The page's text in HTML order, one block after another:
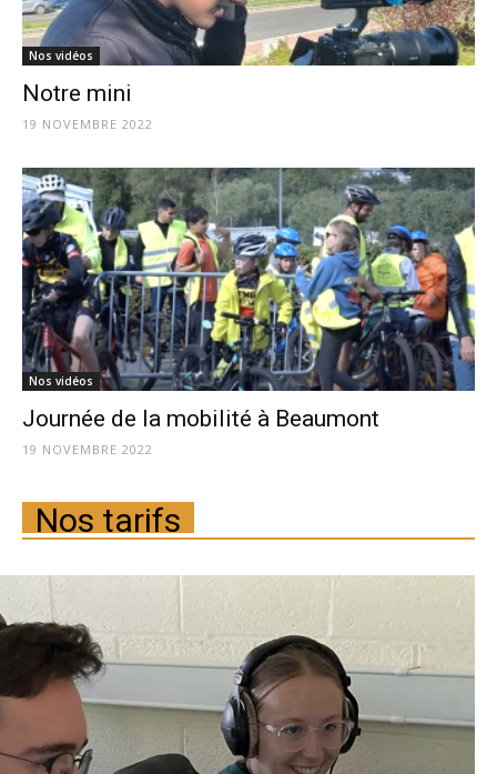
Nos vidéos
Notre mini
19 NOVEMBRE 2022
Nos vidéos
Journée de la mobilité à Beaumont
19 NOVEMBRE 2022
Nos tarifs